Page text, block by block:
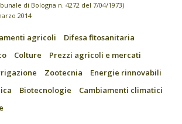
di Bologna n. 4272 del 7/04/1973)
2014
agricoli
Difesa fitosanitaria
Colture
Prezzi agricoli e mercati
Zootecnia
Energie rinnovabili
Biotecnologie
Cambiamenti climatici